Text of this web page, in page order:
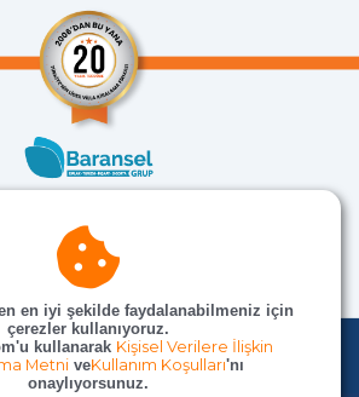
en iyi şekilde faydalanabilmeniz için
çerezler kullanıyoruz.
kullanarak Kişisel Verilere İlişkin
MetniveKullanım Koşulları'nı
onaylıyorsunuz.